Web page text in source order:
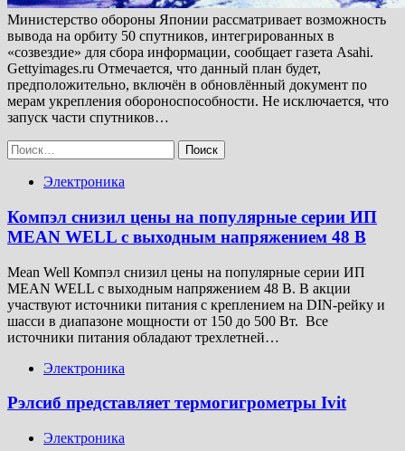
Министерство обороны Японии рассматривает возможность
вывода на орбиту 50 спутников, интегрированных в
«созвездие» для сбора информации, сообщает газета Asahi.
Gettyimages.ru Отмечается, что данный план будет,
предположительно, включён в обновлённый документ по
мерам укрепления обороноспособности. Не исключается, что
запуск части спутников…
Найти:
Электроника
Компэл снизил цены на популярные серии ИП
MEAN WELL с выходным напряжением 48 В
Mean Well Компэл снизил цены на популярные серии ИП
MEAN WELL с выходным напряжением 48 В. В акции
участвуют источники питания с креплением на DIN-рейку и
шасси в диапазоне мощности от 150 до 500 Вт. Все
источники питания обладают трехлетней…
Электроника
Рэлсиб представляет термогигрометры Ivit
Электроника